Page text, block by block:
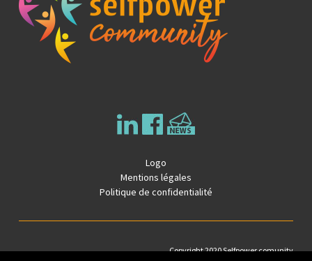
Logo
Mentions légales
Politique de confidentialité
Copyright 2020 Selfpower comunity